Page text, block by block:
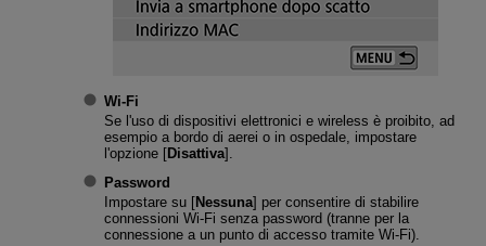
Wi-Fi
Se l'uso di dispositivi elettronici e wireless è proibito, ad
esempio a bordo di aerei o in ospedale, impostare
l'opzione [Disattiva].
Password
Impostare su [Nessuna] per consentire di stabilire
connessioni Wi-Fi senza password (tranne per la
connessione a un punto di accesso tramite Wi-Fi).